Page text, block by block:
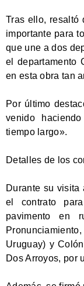
Tras ello, resaltó
importante para
que une a dos
el departamento
en esta obra tan
Por último
venido
tiempo largo».
Detalles de los
Durante su visita
el contrato
pavimento en
Uruguay) y
Dos Arroyos, por